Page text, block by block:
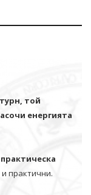
той
енергията
практични.